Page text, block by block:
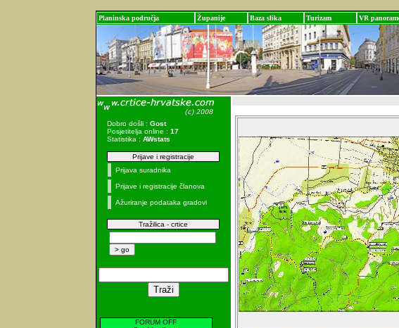
Planinska područja Županije Baza slika Turizam VR
Dobro došli : Gost
Posjetitelja online : 17
Statistika : AWstats
Prijave i registracije
Prijava suradnika
Prijave i registracije članova
Ažuriranje podataka gradovi
Tražilica - crtice
FORUM OFF